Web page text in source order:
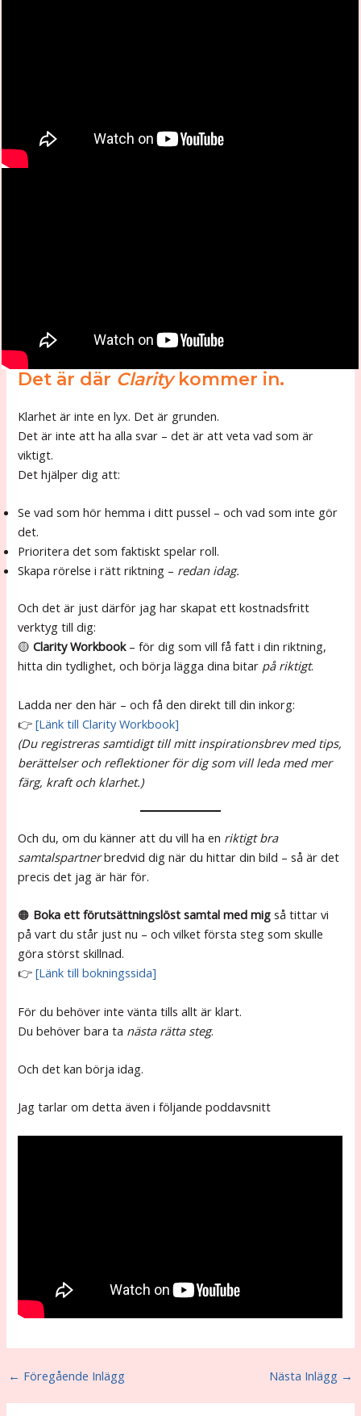
Det är där Claritykommer in.
Klarhet är inte en lyx. Det är grunden.
Det är inte att ha alla svar – det är att veta vad som är
viktigt.
Det hjälper dig att:
Se vad som hör hemma i ditt pussel – och vad som inte gör
det.
Prioritera det som faktiskt spelar roll.
Skapa rörelse i rätt riktning – redan idag.
Och det är just därför jag har skapat ett kostnadsfritt
verktyg till dig:
🟡Clarity Workbook– för dig som vill få fatt i din riktning,
hitta din tydlighet, och börja lägga dina bitar på riktigt.
Ladda ner den här – och få den direkt till din inkorg:
👉[Länk till Clarity Workbook]
(Du registreras samtidigt till mitt inspirationsbrev med tips,
berättelser och reflektioner för dig som vill leda med mer
färg, kraft och klarhet.)
Och du, om du känner att du vill ha en riktigt bra
samtalspartnerbredvid dig när du hittar din bild – så är det
precis det jag är här för.
🟠 Boka ett förutsättningslöst samtal med mig så tittar vi
på vart du står just nu – och vilket första steg som skulle
göra störst skillnad.
👉[Länk till bokningssida]
För du behöver inte vänta tills allt är klart.
Du behöver bara ta nästa rätta steg.
Och det kan börja idag.
Jag tarlar om detta även i följande poddavsnitt
← Föregående Inlägg Nästa Inlägg →